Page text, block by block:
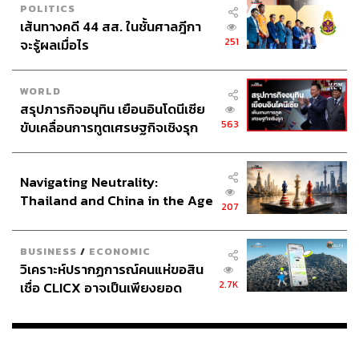
POLITICS
เส้นทางคดี 44 สส. ในชั้นศาลฎีกา
จะรู้ผลเมื่อไร
251
WORLD
สรุปภารกิจอนุทิน เยือนอินโดนีเซีย
ขับเคลื่อนการทูตเศรษฐกิจเชิงรุก
563
Navigating Neutrality:
Thailand and China in the Age
207
BUSINESS / ECONOMIC
วิเคราะห์ปรากฏการณ์คนแห่ขอสิน
เชื่อ CLICX อาจเป็นเพียงยอด
เรือนไทยที่ถูกซุกไว้
2.7K